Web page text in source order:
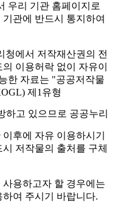
우리 기관 홈페이지로
관에 반드시 통지하여
청에서 저작재산권의 전
이용허락 없이 자유이
한 자료는 "공공저작물
제1유형
하고 있으므로 공공누리
후에 자유 이용하시기
저작물의 출처를 구체
용하고자 할 경우에는
여 주시기 바랍니다.